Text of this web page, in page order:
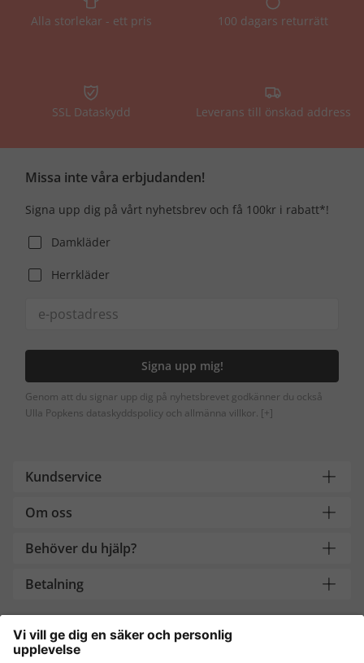
Alla storlekar - ett pris 100 dagars returrätt
SSL Dataskydd Leverans till önskad address
Missa inte våra erbjudanden!
Signa upp dig på vårt nyhetsbrev och få 100kr i rabatt*!
Damkläder
Herrkläder
Signa upp mig!
Genom att du signar upp dig på nyhetsbrevet godkänner du också
Ulla Popkens dataskyddspolicy och allmänna villkor. [+]
Kundservice
Om oss
Behöver du hjälp?
Betalning
Handla säkert med